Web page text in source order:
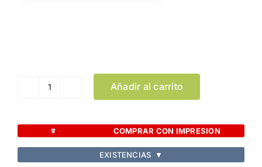
Abridor
cantidad
Añadir al carrito
COMPRAR CON IMPRESION
EXISTENCIAS ▼